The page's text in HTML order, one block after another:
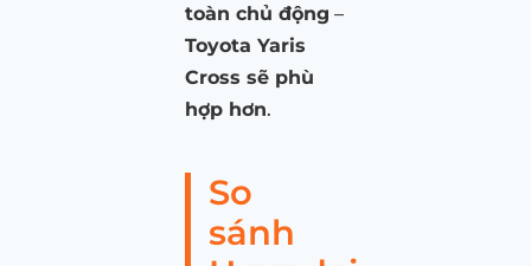
toàn chủ động –
Toyota Yaris
Cross sẽ phù
hợp hơn.
So
sánh